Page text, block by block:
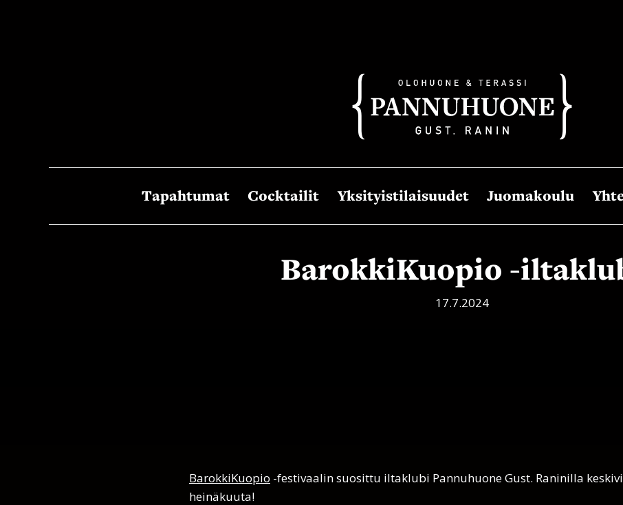
Tapahtumat Cocktailit Yksityistilaisuudet Juomakoulu
BarokkiKuopio -
17.7.2024
BarokkiKuopio -festivaalin suosittu iltaklubi Pannuhuone Gust. Raninilla
heinäkuuta!